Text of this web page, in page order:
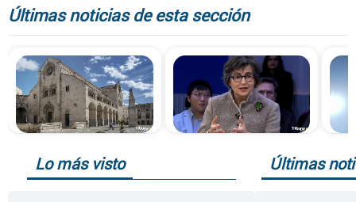
Últimas noticias de esta sección
Lo más visto Últimas